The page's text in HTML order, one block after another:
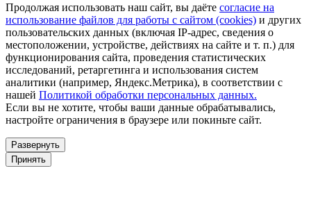
Продолжая использовать наш сайт, вы даёте согласие на
использование файлов для работы с сайтом (cookies) и других
пользовательских данных (включая IP-адрес, сведения о
местоположении, устройстве, действиях на сайте и т. п.) для
функционирования сайта, проведения статистических
исследований, ретаргетинга и использования систем
аналитики (например, Яндекс.Метрика), в соответствии с
нашей Политикой обработки персональных данных.
Если вы не хотите, чтобы ваши данные обрабатывались,
настройте ограничения в браузере или покиньте сайт.
Развернуть
Принять